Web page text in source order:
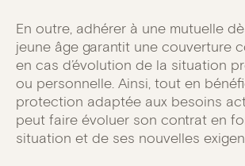
En outre, adhérer à une mutuelle
jeune âge garantit une couverture
en cas d’évolution de la situation
ou personnelle. Ainsi, tout en
protection adaptée aux besoins
peut faire évoluer son contrat en
situation et de ses nouvelles